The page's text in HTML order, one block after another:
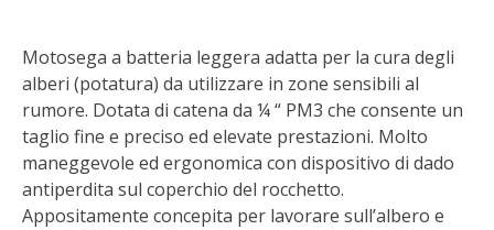
CONSERVE DELL’ORTO
FACEM
STIHL
Motosega a batteria leggera adatta per la cura degli
alberi (potatura) da utilizzare in zone sensibili al
rumore. Dotata di catena da ¼ “ PM3 che consente un
taglio fine e preciso ed elevate prestazioni. Molto
maneggevole ed ergonomica con dispositivo di dado
antiperdita sul coperchio del rocchetto.
Appositamente concepita per lavorare sull’albero e